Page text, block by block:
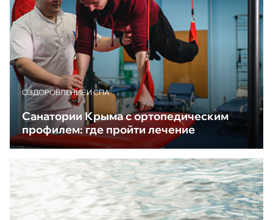
ОЗДОРОВЛЕНИЕ И СПА
Санатории Крыма с ортопедическим
профилем: где пройти лечение